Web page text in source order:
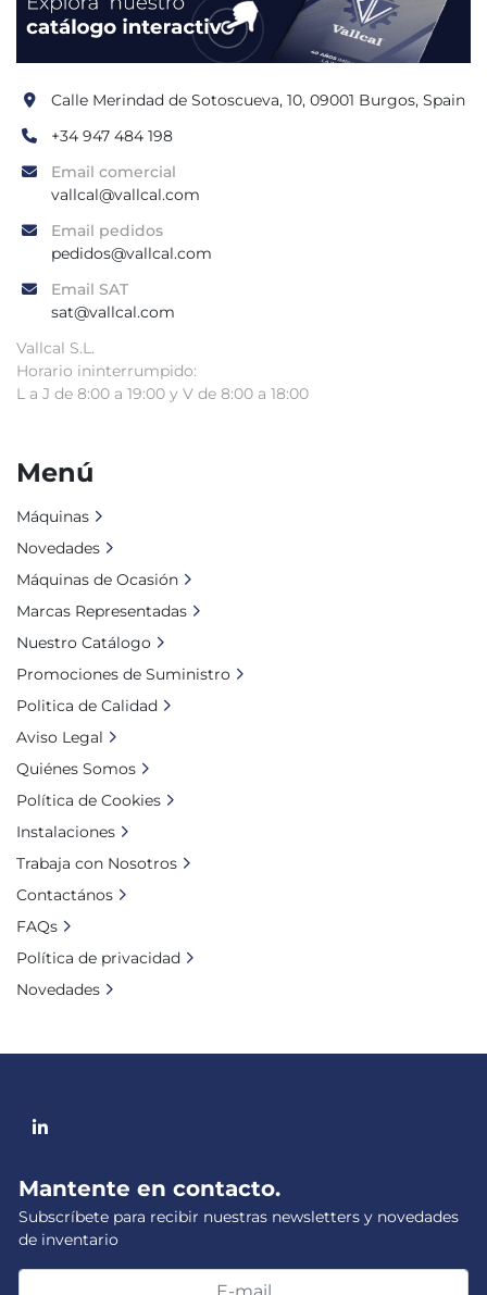
linkedin
Mantente en contacto.
Subscríbete para recibir nuestras newsletters y novedades
de inventario
Calle Merindad de Sotoscueva, 10, 09001 Burgos, Spain
+34 947 484 198
Email comercial
vallcal@vallcal.com
Email pedidos
pedidos@vallcal.com
Email SAT
sat@vallcal.com
Vallcal S.L.
Horario ininterrumpido:
L a J de 8:00 a 19:00 y V de 8:00 a 18:00
Menú
Máquinas
Novedades
Máquinas de Ocasión
Marcas Representadas
Nuestro Catálogo
Promociones de Suministro
Politica de Calidad
Aviso Legal
Quiénes Somos
Política de Cookies
Instalaciones
Trabaja con Nosotros
Contactános
FAQs
Política de privacidad
Novedades